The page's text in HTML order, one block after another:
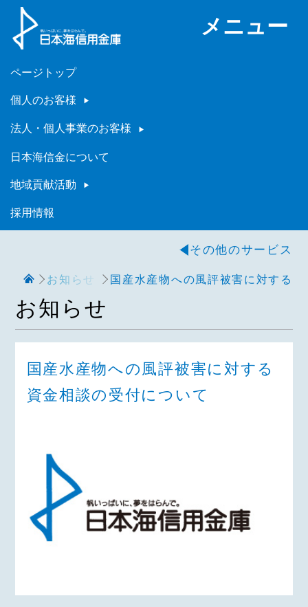
メニュー
ページトップ
個人のお客様
法人・個人事業のお客様
日本海信金について
地域貢献活動
採用情報
その他のサービス
お知らせ 国産水産物への風評被害に対する
お知らせ
国産水産物への風評被害に対する
資金相談の受付について